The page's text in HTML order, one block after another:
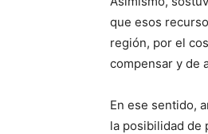
que esos
región, por el
compensar y de
En ese sentido,
la posibilidad de